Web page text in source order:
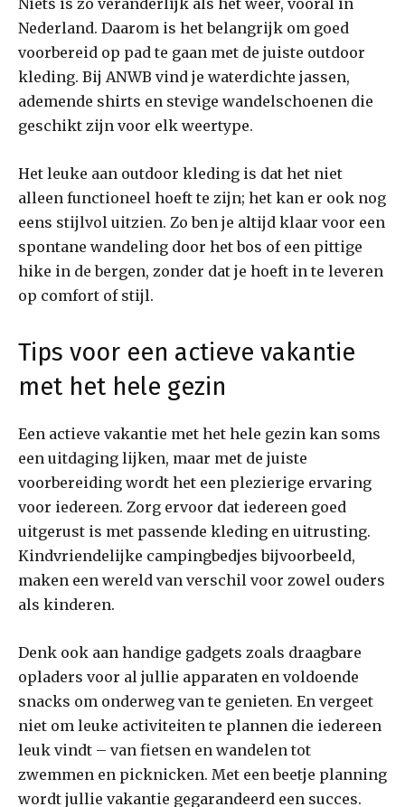
Niets is zo veranderlijk als het weer, vooral in
Nederland. Daarom is het belangrijk om goed
voorbereid op pad te gaan met de juiste outdoor
kleding. Bij ANWB vind je waterdichte jassen,
ademende shirts en stevige wandelschoenen die
geschikt zijn voor elk weertype.
Het leuke aan outdoor kleding is dat het niet
alleen functioneel hoeft te zijn; het kan er ook nog
eens stijlvol uitzien. Zo ben je altijd klaar voor een
spontane wandeling door het bos of een pittige
hike in de bergen, zonder dat je hoeft in te leveren
op comfort of stijl.
Tips voor een actieve vakantie
met het hele gezin
Een actieve vakantie met het hele gezin kan soms
een uitdaging lijken, maar met de juiste
voorbereiding wordt het een plezierige ervaring
voor iedereen. Zorg ervoor dat iedereen goed
uitgerust is met passende kleding en uitrusting.
Kindvriendelijke campingbedjes bijvoorbeeld,
maken een wereld van verschil voor zowel ouders
als kinderen.
Denk ook aan handige gadgets zoals draagbare
opladers voor al jullie apparaten en voldoende
snacks om onderweg van te genieten. En vergeet
niet om leuke activiteiten te plannen die iedereen
leuk vindt – van fietsen en wandelen tot
zwemmen en picknicken. Met een beetje planning
wordt jullie vakantie gegarandeerd een succes.